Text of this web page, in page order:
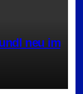
neu im